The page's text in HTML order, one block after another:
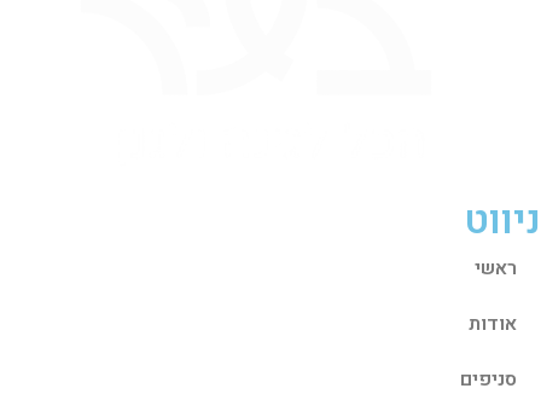
ניווט
ראשי
אודות
סניפים